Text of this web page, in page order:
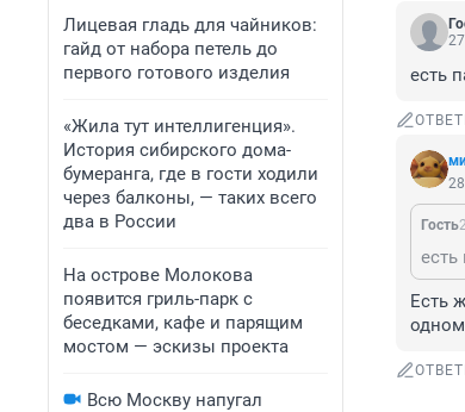
Лицевая гладь для чайников:
гайд от набора петель до
первого готового изделия
«Жила тут интеллигенция».
История сибирского дома-
бумеранга, где в гости ходили
через балконы, — таких всего
два в России
На острове Молокова
появится гриль-парк с
беседками, кафе и парящим
мостом — эскизы проекта
Всю Москву напугал
есть
Гость
Есть
одном